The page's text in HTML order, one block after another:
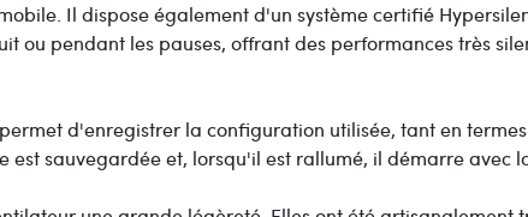
Il dispose également d'un système certifié
ou pendant les pauses, offrant des performances très
d'enregistrer la configuration utilisée, tant en
est sauvegardée et, lorsqu'il est rallumé, il démarre avec